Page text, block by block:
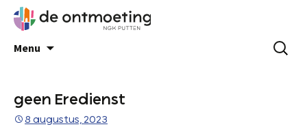
Menu
geen Eredienst
8 augustus, 2023